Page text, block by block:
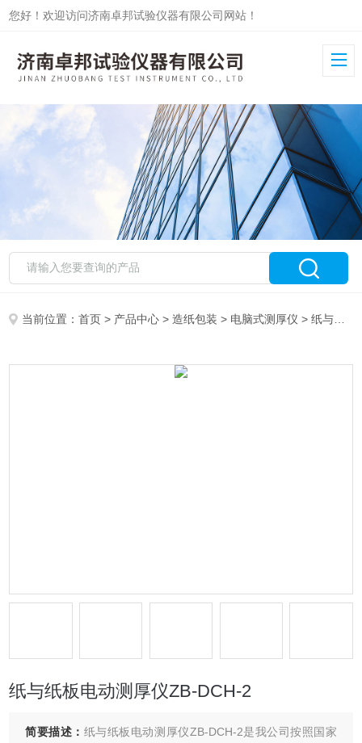
您好！欢迎访问济南卓邦试验仪器有限公司网站！
当前位置：首页 > 产品中心 >造纸包装 > 电脑式测厚仪 > 纸与纸板电动测厚仪ZB-DCH-2
纸与纸板电动测厚仪ZB-DCH-2
简要描述： 纸与纸板电动测厚仪ZB-DCH-2是我公司按照国家